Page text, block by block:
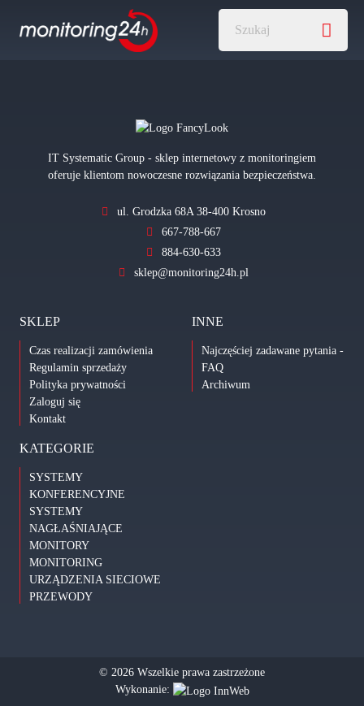
IT Systematic Group - sklep internetowy z monitoringiem
oferuje klientom nowoczesne rozwiązania bezpieczeństwa.
ul. Grodzka 68A 38-400 Krosno
667-788-667
884-630-633
sklep@monitoring24h.pl
SKLEP
Czas realizacji zamówienia
Regulamin sprzedaży
Polityka prywatności
Zaloguj się
Kontakt
KATEGORIE
SYSTEMY
KONFERENCYJNE
SYSTEMY
NAGŁAŚNIAJĄCE
MONITORY
MONITORING
URZĄDZENIA SIECIOWE
PRZEWODY
INNE
Najczęściej zadawane pytania -
FAQ
Archiwum
© 2026 Wszelkie prawa zastrzeżone
Wykonanie: